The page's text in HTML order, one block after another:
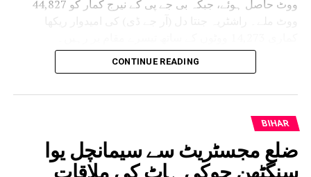
ووٹ حاصل ہوئے، جبکہ بی جے پی کے نیرج کمار کو 44,827
بھارتیہ جنتا پارٹی کے صدر نتن نوین کے مضبوط سیاسی گڑھ
بانکی پور میں جن سوراج پارٹی کے بانی پرشانت کشور نے بی
بنائے رکھے، جو آخر تک برقرار رہی۔واضح رہے کہ بانکی پور
اسمبلی ضمنی انتخاب کے لیے 30 جولائی کو ووٹنگ ہوئی تھی،
جس میں تقریباً 35 فیصد رائے دہندگان نے اپنے حقِ رائے دہی کا
استعمال کیا تھا۔
CONTINUE READING
BIHAR
ضلع مجسٹریٹ سے سیمانچل یوا
سنگٹھن جوکی ہاٹ کی ملاقات